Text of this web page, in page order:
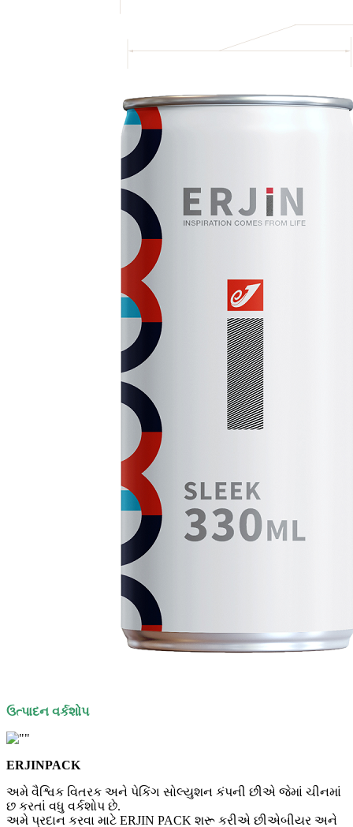
ઉત્પાદન વર્કશોપ
ERJINPACK
અમે વૈશ્વિક વિતરક અને પેકિંગ સોલ્યુશન કંપની છીએ જેમાં ચીનમાં
છ કરતાં વધુ વર્કશોપ છે.
અમે પ્રદાન કરવા માટે ERJIN PACK શરૂ કરીએ છીએબીયર અને